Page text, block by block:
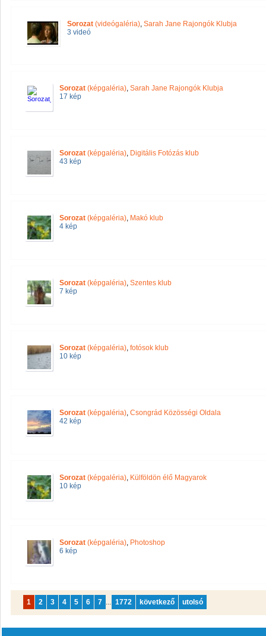
Sorozat (videógaléria), Sarah Jane Rajongók Klubja
3 videó
Sorozat (képgaléria), Sarah Jane Rajongók Klubja
17 kép
Sorozat (képgaléria), Digitális Fotózás klub
43 kép
Sorozat (képgaléria), Makó klub
4 kép
Sorozat (képgaléria), Szentes klub
7 kép
Sorozat (képgaléria), fotósok klub
10 kép
Sorozat (képgaléria), Csongrád Közösségi Oldala
42 kép
Sorozat (képgaléria), Külföldön élő Magyarok
10 kép
Sorozat (képgaléria), Photoshop
6 kép
1 2 3 4 5 6 7 ... 1772 következő utolsó